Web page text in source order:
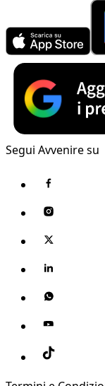
Segui Avvenire su